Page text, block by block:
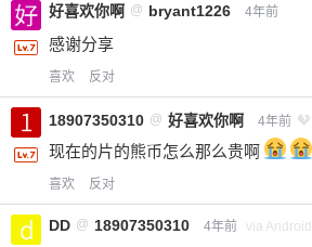
好喜欢你啊 @ bryant1226 4年前
感谢分享
喜欢 反对
18907350310 @ 好喜欢你啊 4年前
现在的片的熊币怎么那么贵啊
喜欢 反对
DD @ 18907350310 4年前 via Android